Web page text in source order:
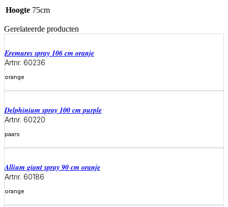
Hoogte 75cm
Gerelateerde producten
eremures spray 106 cm oranje
Artnr. 60236
orange
Meer informatie
delphinium spray 100 cm purple
Artnr. 60220
paars
Meer informatie
allium giant spray 90 cm oranje
Artnr. 60186
orange
Meer informatie